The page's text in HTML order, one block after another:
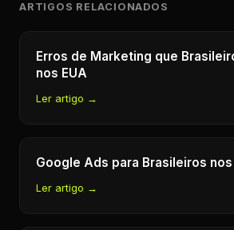
ARTIGOS RELACIONADOS
Erros de Marketing que
nos EUA
Ler artigo →
Google Ads para Brasileiros nos
Ler artigo →